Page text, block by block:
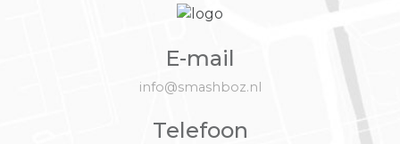
E-mail
info@smashboz.nl
Telefoon